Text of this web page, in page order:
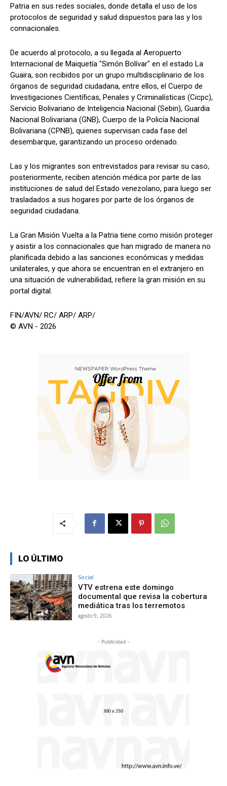
Patria en sus redes sociales, donde detalla el uso de los
protocolos de seguridad y salud dispuestos para las y los
connacionales.
De acuerdo al protocolo, a su llegada al Aeropuerto
Internacional de Maiquetía "Simón Bolívar" en el estado La
Guaira, son recibidos por un grupo multidisciplinario de los
órganos de seguridad ciudadana, entre ellos, el Cuerpo de
Investigaciones Científicas, Penales y Criminalísticas (Cicpc),
Servicio Bolivariano de Inteligencia Nacional (Sebin), Guardia
Nacional Bolivariana (GNB), Cuerpo de la Policía Nacional
Bolivariana (CPNB), quienes supervisan cada fase del
desembarque, garantizando un proceso ordenado.
Las y los migrantes son entrevistados para revisar su caso,
posteriormente, reciben atención médica por parte de las
instituciones de salud del Estado venezolano, para luego ser
trasladados a sus hogares por parte de los órganos de
seguridad ciudadana.
La Gran Misión Vuelta a la Patria tiene como misión proteger
y asistir a los connacionales que han migrado de manera no
planificada debido a las sanciones económicas y medidas
unilaterales, y que ahora se encuentran en el extranjero en
una situación de vulnerabilidad, refiere la gran misión en su
portal digital.
FIN/AVN/ RC/ ARP/ ARP/
© AVN - 2026
LO ÚLTIMO
Social
VTV estrena este domingo
documental que revisa la cobertura
mediática tras los terremotos
agosto 9, 2026
- Publicidad -